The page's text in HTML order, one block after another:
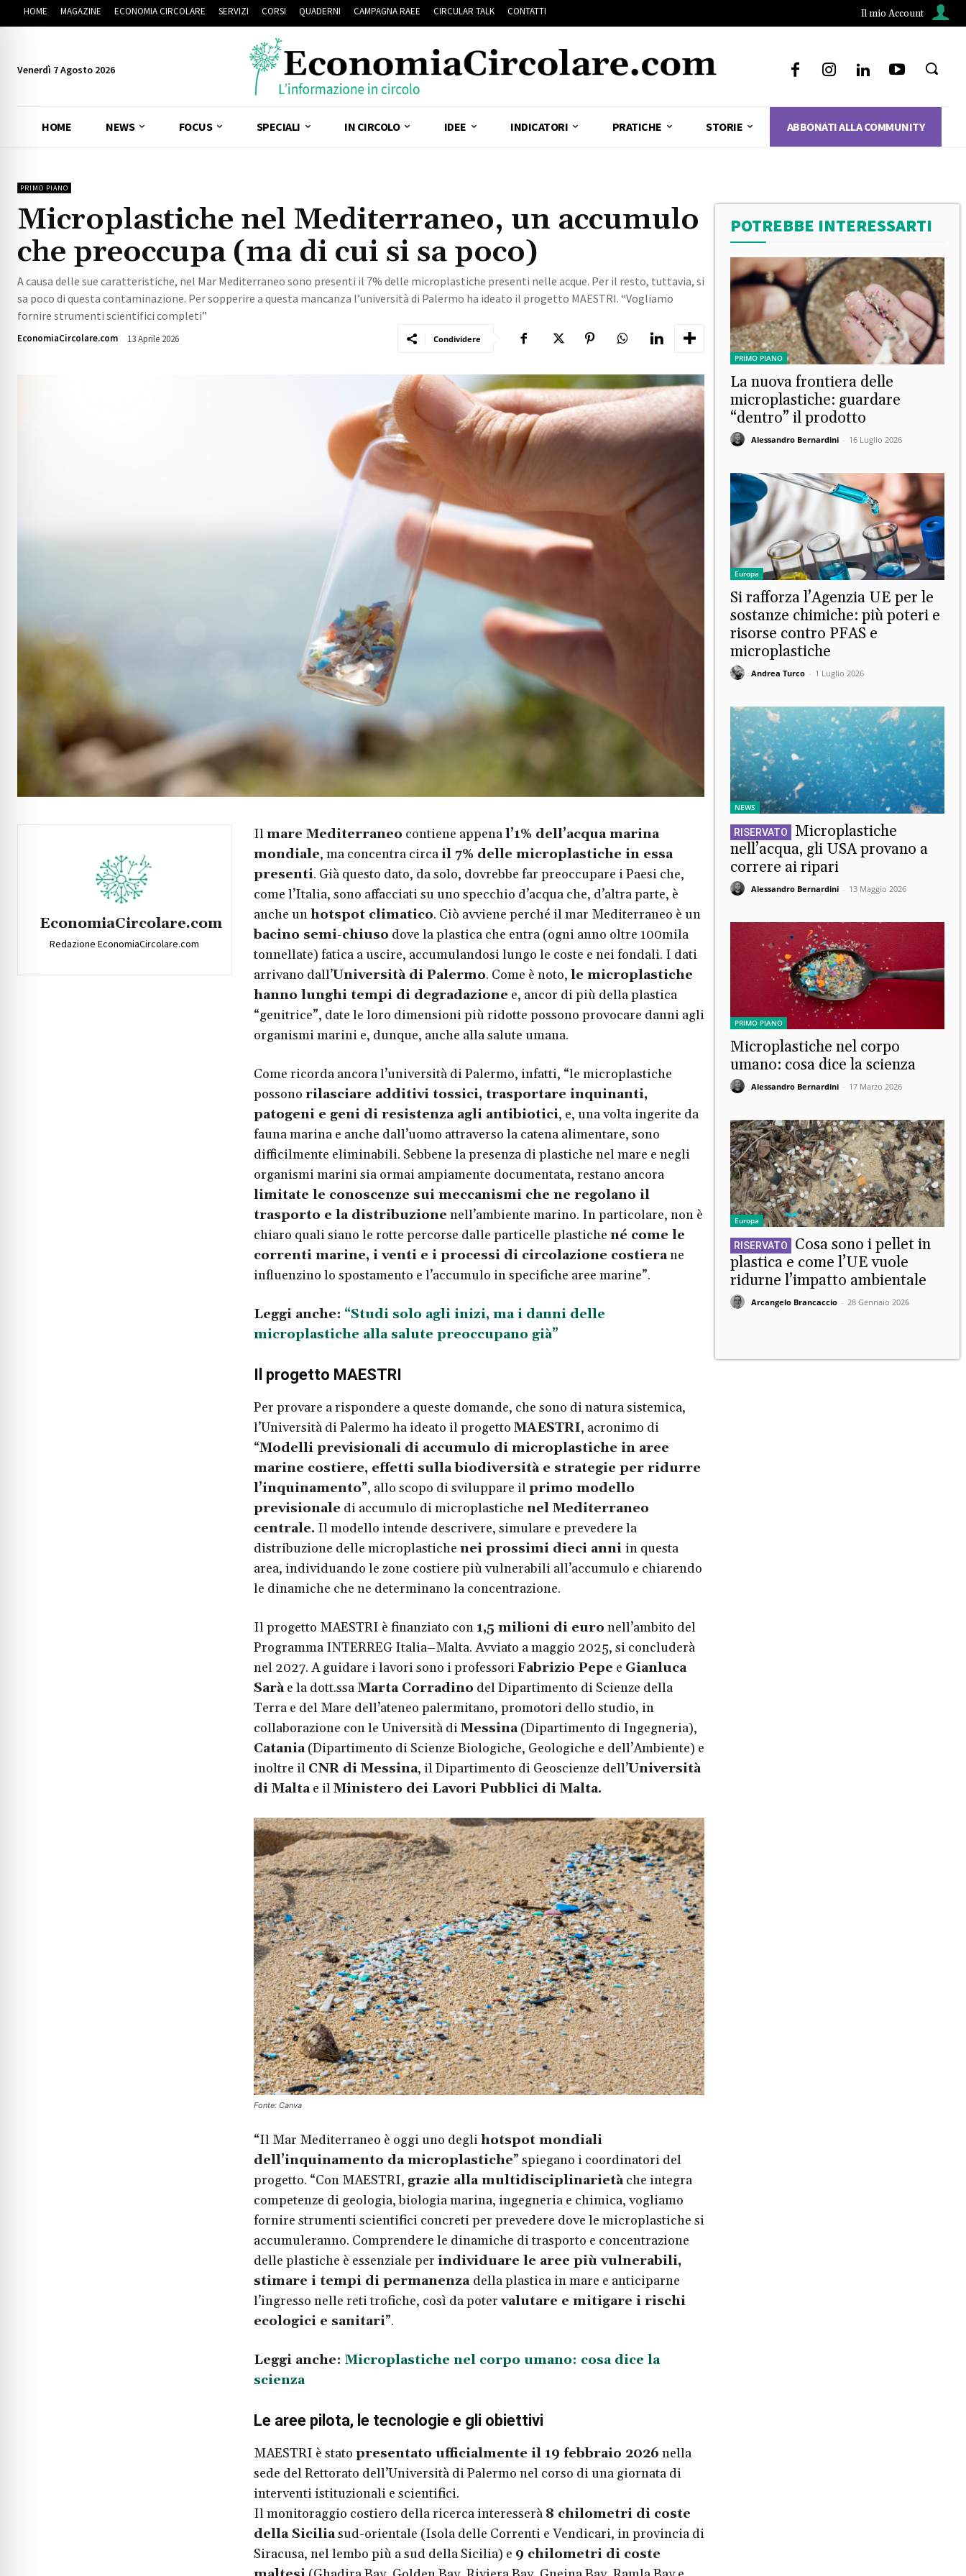
HOME MAGAZINE ECONOMIA CIRCOLARE SERVIZI CORSI QUADERNI CAMPAGNA RAEE CIRCULAR TALK CONTATTI Il mio Account
Venerdì 7 Agosto 2026
HOME NEWS FOCUS SPECIALI IN CIRCOLO IDEE INDICATORI PRATICHE STORIE ABBONATI ALLA COMMUNITY
PRIMO PIANO
Microplastiche nel Mediterraneo, un accumulo
che preoccupa (ma di cui si sa poco)
A causa delle sue caratteristiche, nel Mar Mediterraneo sono presenti il 7% delle microplastiche presenti nelle acque. Per il resto, tuttavia, si
sa poco di questa contaminazione. Per sopperire a questa mancanza l’università di Palermo ha ideato il progetto MAESTRI. “Vogliamo
fornire strumenti scientifici completi”
EconomiaCircolare.com 13 Aprile 2026 Condividere
EconomiaCircolare.com
Redazione EconomiaCircolare.com
Ilmare Mediterraneo contiene appenal’1% dell’acqua marina
mondiale, ma concentra circail 7% delle microplastiche in essa
presenti. Già questo dato, da solo, dovrebbe far preoccupare i Paesi che,
come l’Italia, sono affacciati su uno specchio d’acqua che, d’altra parte, è
anche unhotspot climatico. Ciò avviene perché il mar Mediterraneo è un
bacino semi-chiuso dove la plastica che entra (ogni anno oltre 100mila
tonnellate) fatica a uscire, accumulandosi lungo le coste e nei fondali. I dati
arrivano dall’Università di Palermo. Come è noto, le microplastiche
hanno lunghi tempi di degradazione e, ancor di più della plastica
“genitrice”, date le loro dimensioni più ridotte possono provocare danni agli
organismi marini e, dunque, anche alla salute umana.
Come ricorda ancora l’università di Palermo, infatti, “le microplastiche
possono rilasciare additivi tossici, trasportare inquinanti,
patogeni e geni di resistenza agli antibiotici, e, una volta ingerite da
fauna marina e anche dall’uomo attraverso la catena alimentare, sono
difficilmente eliminabili. Sebbene la presenza di plastiche nel mare e negli
organismi marini sia ormai ampiamente documentata, restano ancora
limitate le conoscenze sui meccanismi che ne regolano il
trasporto e la distribuzione nell’ambiente marino. In particolare, non è
chiaro quali siano le rotte percorse dalle particelle plastiche né come le
correnti marine, i venti e i processi di circolazione costierane
influenzino lo spostamento e l’accumulo in specifiche aree marine”.
Leggi anche: “Studi solo agli inizi, ma i danni delle
microplastiche alla salute preoccupano già”
Il progetto MAESTRI
Per provare a rispondere a queste domande, che sono di natura sistemica,
l’Università di Palermo ha ideato il progetto MAESTRI, acronimo di
“Modelli previsionali di accumulo di microplastiche in aree
marine costiere, effetti sulla biodiversità e strategie per ridurre
l’inquinamento”, allo scopo di sviluppare ilprimo modello
previsionale di accumulo di microplastiche nel Mediterraneo
centrale. Il modello intende descrivere, simulare e prevedere la
distribuzione delle microplastiche nei prossimi dieci anni in questa
area, individuando le zone costiere più vulnerabili all’accumulo e chiarendo
le dinamiche che ne determinano la concentrazione.
Il progetto MAESTRI è finanziato con 1,5 milioni di euro nell’ambito del
Programma INTERREG Italia–Malta. Avviato a maggio 2025, si concluderà
nel 2027. A guidare i lavori sono i professoriFabrizio Pepe e Gianluca
Saràe la dott.ssaMarta Corradino del Dipartimento di Scienze della
Terra e del Mare dell’ateneo palermitano, promotori dello studio, in
collaborazione con le Università diMessina(Dipartimento di Ingegneria),
Catania(Dipartimento di Scienze Biologiche, Geologiche e dell’Ambiente) e
inoltre il CNR di Messina, il Dipartimento di Geoscienze dell’Università
di Maltae ilMinistero dei Lavori Pubblici di Malta.
Fonte: Canva
“Il Mar Mediterraneo è oggi uno deglihotspot mondiali
dell’inquinamento da microplastiche” spiegano i coordinatori del
progetto. “Con MAESTRI, grazie alla multidisciplinarietàche integra
competenze di geologia, biologia marina, ingegneria e chimica, vogliamo
fornire strumenti scientifici concreti per prevedere dove le microplastiche si
accumuleranno. Comprendere le dinamiche di trasporto e concentrazione
delle plastiche è essenziale per individuare le aree più vulnerabili,
stimare i tempi di permanenza della plastica in mare e anticiparne
l’ingresso nelle reti trofiche, così da potervalutare e mitigare i rischi
ecologici e sanitari”.
Leggi anche: Microplastiche nel corpo umano: cosa dice la
scienza
Le aree pilota, le tecnologie e gli obiettivi
MAESTRI è stato presentato ufficialmente il 19 febbraio 2026 nella
sede del Rettorato dell’Università di Palermo nel corso di una giornata di
interventi istituzionali e scientifici.
Il monitoraggio costiero della ricerca interesserà 8 chilometri di coste
della Siciliasud-orientale (Isola delle Correnti e Vendicari, in provincia di
Siracusa, nel lembo più a sud della Sicilia) e 9 chilometri di coste
POTREBBE INTERESSARTI
PRIMO PIANO
La nuova frontiera delle
microplastiche: guardare
“dentro” il prodotto
Alessandro Bernardini - 16 Luglio 2026
Europa
Si rafforza l’Agenzia UE per le
sostanze chimiche: più poteri e
risorse contro PFAS e
microplastiche
Andrea Turco - 1 Luglio 2026
NEWS
Microplastiche
nell’acqua, gli USA provano a
correre ai ripari
Alessandro Bernardini - 13 Maggio 2026
PRIMO PIANO
Microplastiche nel corpo
umano: cosa dice la scienza
Alessandro Bernardini - 17 Marzo 2026
Europa
Cosa sono i pellet in
plastica e come l’UE vuole
ridurne l’impatto ambientale
Arcangelo Brancaccio - 28 Gennaio 2026